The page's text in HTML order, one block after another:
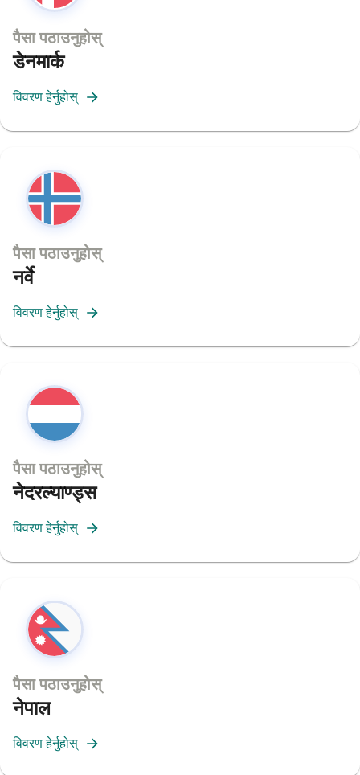
पैसा पठाउनुहोस्
डेनमार्क
विवरण हेर्नुहोस्
पैसा पठाउनुहोस्
नर्वे
विवरण हेर्नुहोस्
पैसा पठाउनुहोस्
नेदरल्याण्ड्स
विवरण हेर्नुहोस्
पैसा पठाउनुहोस्
नेपाल
विवरण हेर्नुहोस्